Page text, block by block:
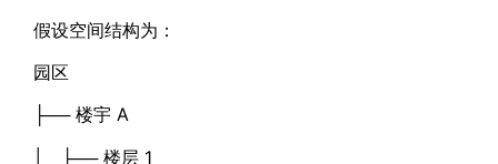
假设空间结构为：
园区
├── 楼宇 A
│ ├── 楼层 1